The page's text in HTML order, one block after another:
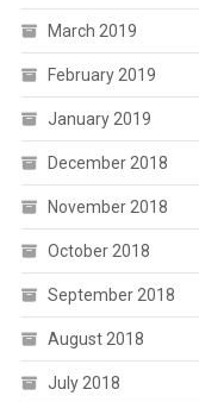
March 2019
February 2019
January 2019
December 2018
November 2018
October 2018
September 2018
August 2018
July 2018